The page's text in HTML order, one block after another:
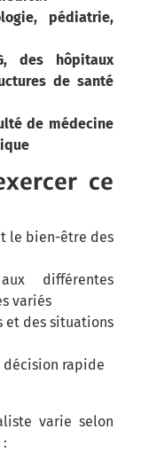
pédiatrie,
des hôpitaux
de santé
de médecine
ce
le bien-être des
différentes
variés
et des situations
décision rapide
varie selon